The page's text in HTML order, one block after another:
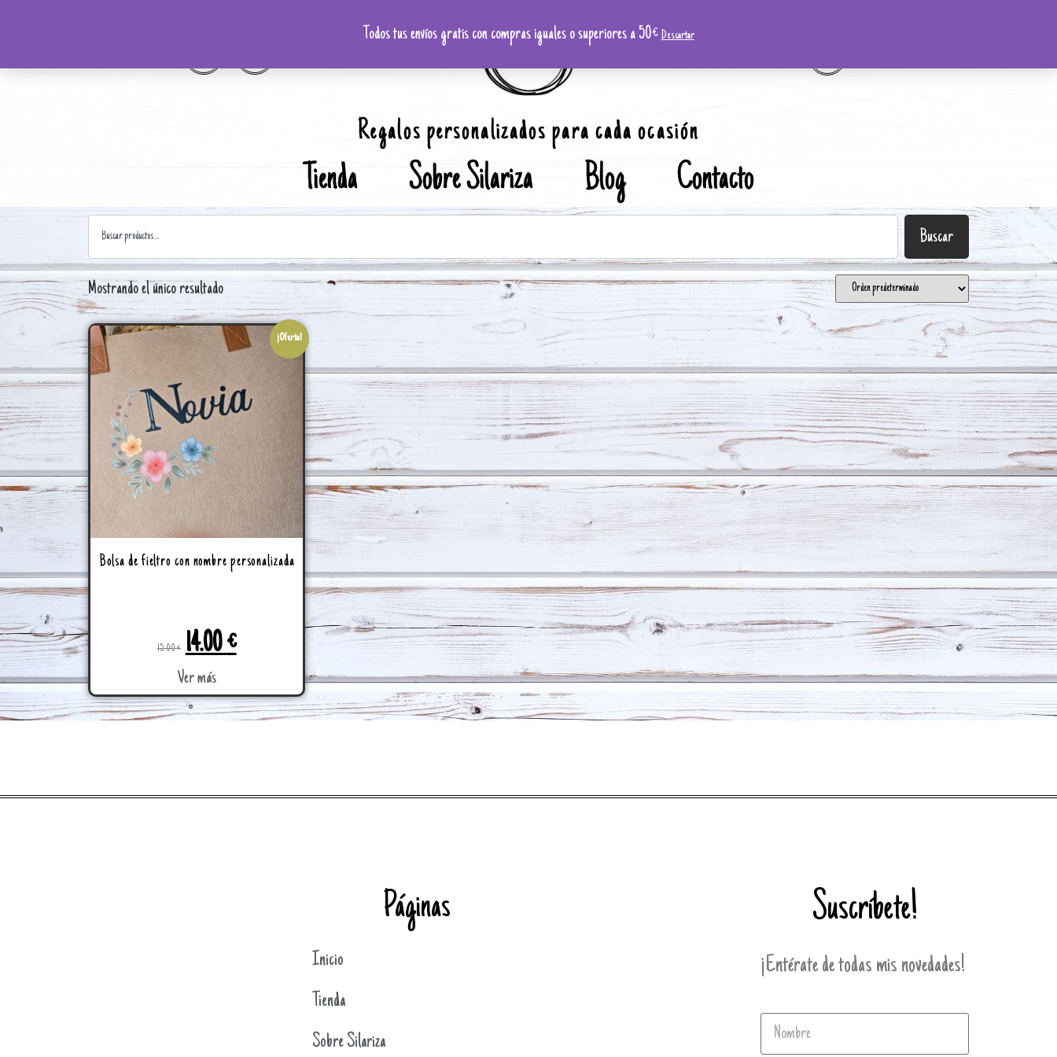
Regalos personalizados para cada ocasión
Tienda Sobre Silariza Blog Contacto
Buscar
Mostrando el único resultado
¡Oferta!
Bolsa de fieltro con nombre personalizada
15.00€ 14.00€
Ver más
Páginas
Inicio
Tienda
Sobre Silariza
Suscríbete!
¡Entérate de todas mis novedades!
Todos tus envíos gratis con compras iguales o superiores a 50€Descartar